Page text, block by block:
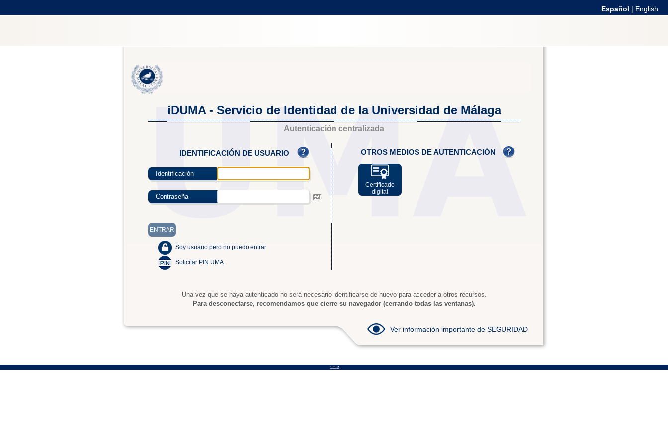
Español | English
iDUMA - Servicio de Identidad de la Universidad de Málaga
Autenticación centralizada
IDENTIFICACIÓN DE USUARIO
Identificación
Contraseña
Soy usuario pero no puedo entrar
Solicitar PIN UMA
OTROS MEDIOS DE AUTENTICACIÓN
Certificado
digital
Una vez que se haya autenticado no será necesario identificarse de nuevo para acceder a otros recursos.
Para desconectarse, recomendamos que cierre su navegador (cerrando todas las ventanas).
Ver información importante de SEGURIDAD
1.11.2